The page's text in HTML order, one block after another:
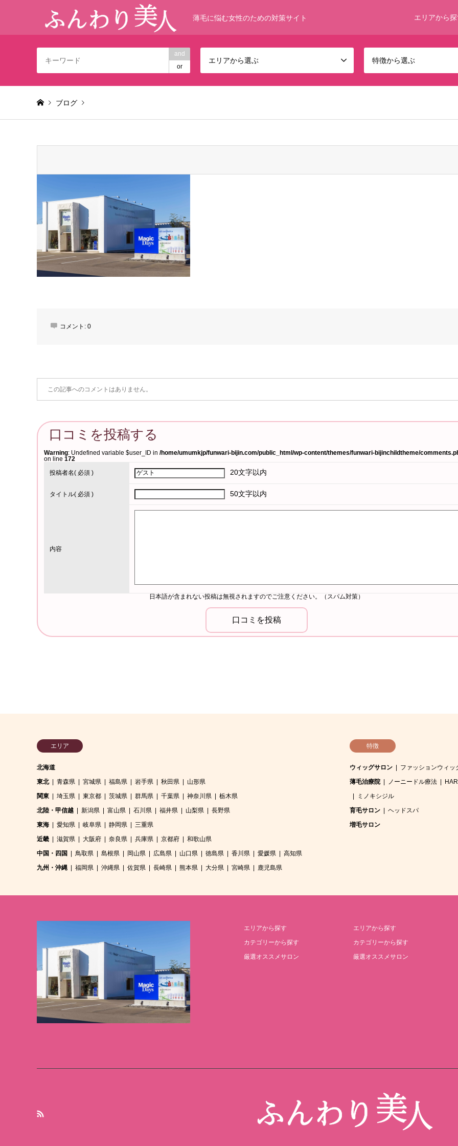
薄毛に悩む女性のための対策サイト エリアから
and
or
エリアから選ぶ 特徴から選ぶ
ブログ
コメント: 0
この記事へのコメントはありません。
口コミを投稿する
Warning : Undefined variable $user_ID in /home/umumkjp/funwari-bijin.com/public_html/wp-content/themes/funwari-bijinchildtheme/
on line 172
投稿者名( 必須 ) 20文字以内
タイトル( 必須 ) 50文字以内
内容
日本語が含まれない投稿は無視されますのでご注意ください。（スパム対策）
エリア
北海道
東北
青森県 宮城県 福島県 岩手県 秋田県
山形県
関東
埼玉県 東京都 茨城県 群馬県 千葉県 神奈川県
栃木県
北陸・甲信越
新潟県 富山県 石川県 福井県 山梨県
長野県
東海
愛知県 岐阜県 静岡県
三重県
近畿
滋賀県 大阪府 奈良県 兵庫県 京都府
和歌山県
中国・四国
鳥取県 島根県 岡山県 広島県 山口県 徳島県 香川県 愛媛県
高知県
九州・沖縄
福岡県 沖縄県 佐賀県 長崎県 熊本県 大分県 宮崎県 鹿児島県
特徴
ウィッグサロン
ファッションウィッ
薄毛治療院
ノーニードル療法
ミノキシジル
育毛サロン
ヘッドスパ
増毛サロン
エリアから探す
カテゴリーから探す
厳選オススメサロン
エリアから探す
カテゴリーから探す
厳選オススメサロン